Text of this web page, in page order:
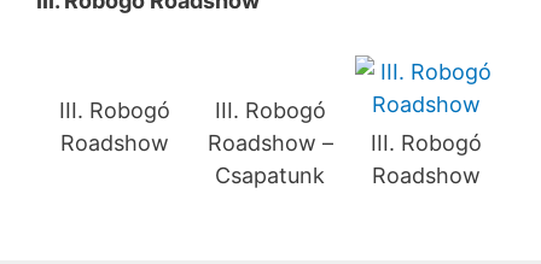
III. Robogó
Roadshow
III. Robogó
Roadshow –
Csapatunk
III. Robogó
Roadshow